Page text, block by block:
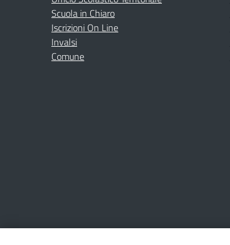
Scuola in Chiaro
Iscrizioni On Line
Invalsi
Comune
Amministrazione TrasparenteAlbo online